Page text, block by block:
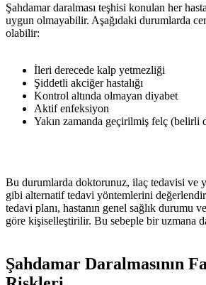
Şahdamar daralması teşhisi konulan her
uygun olmayabilir. Aşağıdaki durumlarda
olabilir:
İleri derecede kalp yetmezliği
Şiddetli akciğer hastalığı
Kontrol altında olmayan diyabet
Aktif enfeksiyon
Yakın zamanda geçirilmiş felç (belirli
Bu durumlarda doktorunuz, ilaç tedavisi ve
gibi alternatif tedavi yöntemlerini
tedavi planı, hastanın genel sağlık durumu
göre kişiselleştirilir. Bu sebeple bir uzmana
Şahdamar Daralmasının